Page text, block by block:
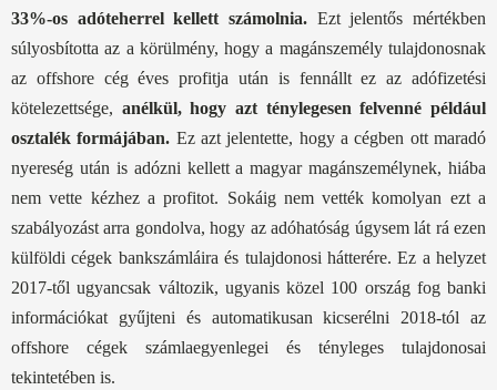
33%-os adóteherrel kellett számolnia. Ezt jelentős mértékben
súlyosbította az a körülmény, hogy a magánszemély tulajdonosnak
az offshore cég éves profitja után is fennállt ez az adófizetési
kötelezettsége, anélkül, hogy azt ténylegesen felvenné például
osztalék formájában. Ez azt jelentette, hogy a cégben ott maradó
nyereség után is adózni kellett a magyar magánszemélynek, hiába
nem vette kézhez a profitot. Sokáig nem vették komolyan ezt a
szabályozást arra gondolva, hogy az adóhatóság úgysem lát rá ezen
külföldi cégek bankszámláira és tulajdonosi hátterére. Ez a helyzet
2017-től ugyancsak változik, ugyanis közel 100 ország fog banki
információkat gyűjteni és automatikusan kicserélni 2018-tól az
offshore cégek számlaegyenlegei és tényleges tulajdonosai
tekintetében is.